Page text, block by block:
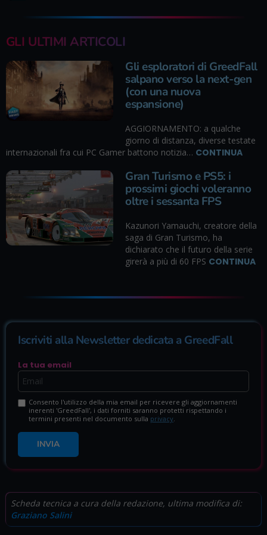
GLI ULTIMI ARTICOLI
Gli esploratori di GreedFall
salpano verso la next-gen
(con una nuova
espansione)
AGGIORNAMENTO: a qualche
giorno di distanza, diverse testate
internazionali fra cui PC Gamer battono notizia… CONTINUA
Gran Turismo e PS5: i
prossimi giochi voleranno
oltre i sessanta FPS
Kazunori Yamauchi, creatore della
saga di Gran Turismo, ha
dichiarato che il futuro della serie
girerà a più di 60 FPS CONTINUA
Iscriviti alla Newsletter dedicata a GreedFall
La tua email
Consento l'utilizzo della mia email per ricevere gli aggiornamenti
inerenti 'GreedFall', i dati forniti saranno protetti rispettando i
termini presenti nel documento sulla privacy
INVIA
Scheda tecnica a cura della redazione, ultima modifica di:
Graziano Salini